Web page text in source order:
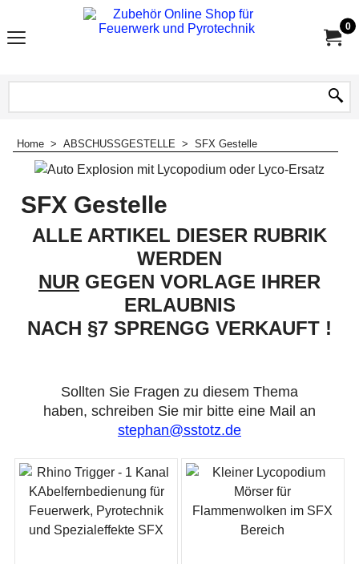
0
Home > ABSCHUSSGESTELLE > SFX Gestelle
SFX Gestelle
ALLE ARTIKEL DIESER RUBRIK
WERDEN
NUR GEGEN VORLAGE IHRER
ERLAUBNIS
NACH §7 SPRENGG VERKAUFT !
Sollten Sie Fragen zu diesem Thema
haben, schreiben Sie mir bitte eine Mail an
stephan@sstotz.de